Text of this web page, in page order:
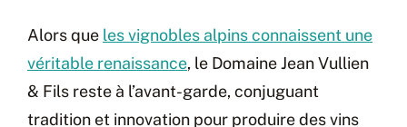
Alors que les vignobles alpins connaissent une
véritable renaissance, le Domaine Jean Vullien
& Fils reste à l’avant-garde, conjuguant
tradition et innovation pour produire des vins